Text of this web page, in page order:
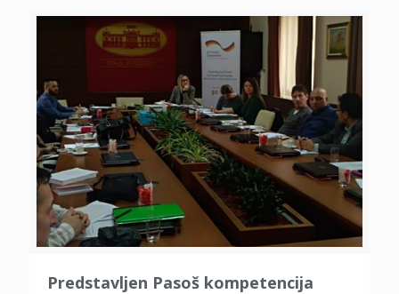
Predstavljen Pasoš kompetencija